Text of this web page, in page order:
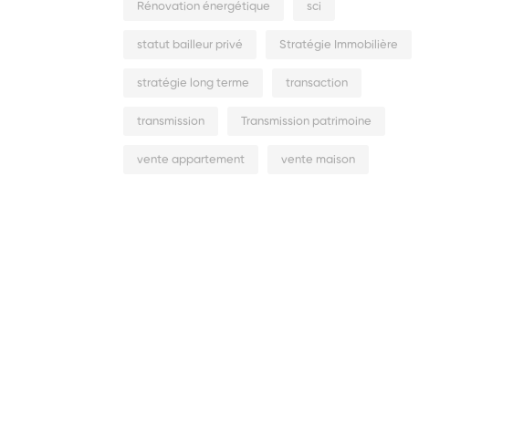
Rénovation énergétique sci
statut bailleur privé Stratégie Immobilière
stratégie long terme transaction
transmission Transmission patrimoine
vente appartement vente maison